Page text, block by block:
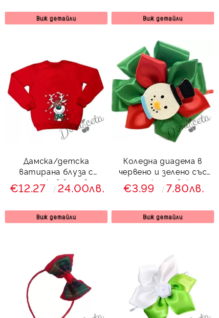
Виж детайли Виж детайли
Дамска/детска
ватирана блуза с
дълъг ръкав в червено
с елен
€12.27 24.00лв.
Виж детайли
Коледна диадема в
червено и зелено със
снежен човек
€3.99 7.80лв.
Виж детайли